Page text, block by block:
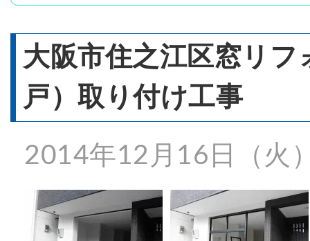
- 窓リフォーム
- 窓シャッター
施工事例一覧
大阪市住之江区窓リ
戸）取り付け工事
2014年12月16日（火